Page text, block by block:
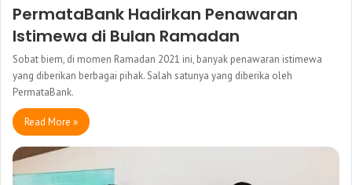
PermataBank Hadirkan Penawaran
Istimewa di Bulan Ramadan
Sobat biem, di momen Ramadan 2021 ini, banyak penawaran istimewa
yang diberikan berbagai pihak. Salah satunya yang diberika oleh
PermataBank.
Read More »